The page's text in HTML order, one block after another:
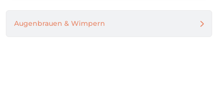
Genau dafür sind wir da.
Augenbrauen & Wimpern